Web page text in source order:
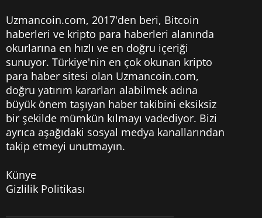
Uzmancoin.com, 2017'den beri, Bitcoin
haberleri ve kripto para haberleri alanında
okurlarına en hızlı ve en doğru içeriği
sunuyor. Türkiye'nin en çok okunan kripto
para haber sitesi olan Uzmancoin.com,
doğru yatırım kararları alabilmek adına
büyük önem taşıyan haber takibini eksiksiz
bir şekilde mümkün kılmayı vadediyor. Bizi
ayrıca aşağıdaki sosyal medya kanallarından
takip etmeyi unutmayın.
Künye
Gizlilik Politikası